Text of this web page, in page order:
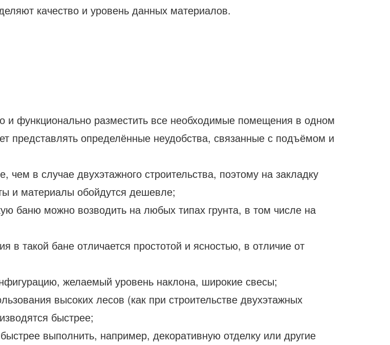
качество и уровень данных материалов.
и функционально разместить все необходимые помещения в одном
представлять определённые неудобства, связанные с подъёмом и
в случае двухэтажного строительства, поэтому на закладку
и материалы обойдутся дешевле;
баню можно возводить на любых типах грунта, в том числе на
в такой бане отличается простотой и ясностью, в отличие от
желаемый уровень наклона, широкие свесы;
высоких лесов (как при строительстве двухэтажных
быстрее;
выполнить, например, декоративную отделку или другие